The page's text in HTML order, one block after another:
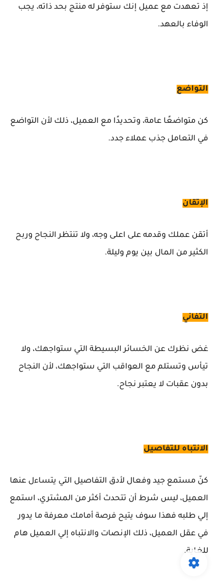
إذ تعهدت مع عميل إنك ستوفر له منتج بحد ذاته، يجب
الوفاء بالعهد.
التواضع
كن متواضعًا عامة، وتحديدًا مع العميل، ذلك لأن التواضع
في التعامل جذب عملاء جدد.
الإتقان
أتقن عملك وقدمه على اعلى وجه، ولا تنتظر النجاح وربح
الكثير من المال بين يوم وليلة.
التفاني
غض نظرك عن الخسائر البسيطة التي ستواجهك، ولا
تيأس وتستلم مع العواقب التي ستواجهك، لأن النجاح
بدون عقبات لا يعتبر نجاح.
الانتباه للتفاصيل
كنّ مستمع جيد وفعال لأدق التفاصيل التي يتساءل عنها
العميل، ليس شرط أن تتحدث أكثر من المشتري، استمع
إلي طلبه فهذا سوف يتيح فرصة أمامك معرفة ما يدور
في عقل العميل، ذلك الإنصات والانتباه إلي العميل هام
للغاية.